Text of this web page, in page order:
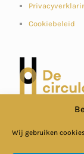
Wij gebruiken
Cookiebeleid